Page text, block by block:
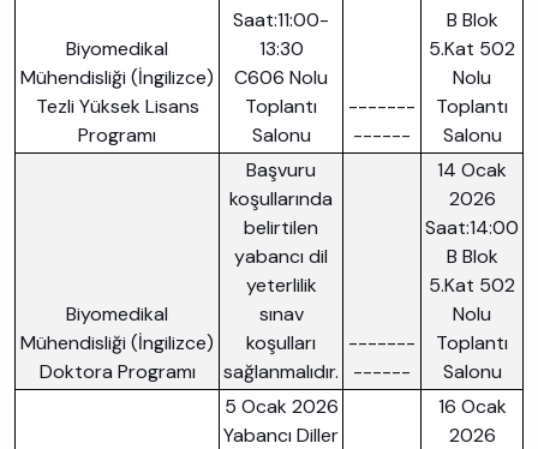
Biyomedikal
Mühendisliği (İngilizce)
Tezli Yüksek Lisans
Programı
Saat:11:00-
13:30
C606 Nolu
Toplantı
Salonu
-------
------
B Blok
5.Kat 502
Nolu
Toplantı
Salonu
Biyomedikal
Mühendisliği (İngilizce)
Doktora Programı
Başvuru
koşullarında
belirtilen
yabancı dil
yeterlilik
sınav
koşulları
sağlanmalıdır.
-------
------
14 Ocak
2026
Saat:14:00
B Blok
5.Kat 502
Nolu
Toplantı
Salonu
5 Ocak 2026
Yabancı Diller
16 Ocak
2026